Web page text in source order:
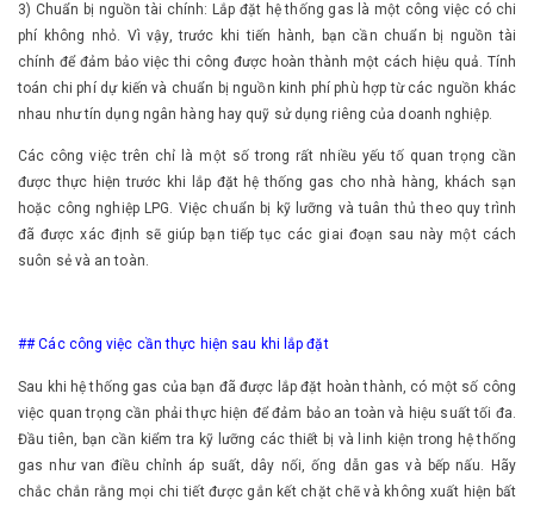
3) Chuẩn bị nguồn tài chính: Lắp đặt hệ thống gas là một công việc có chi
phí không nhỏ. Vì vậy, trước khi tiến hành, bạn cần chuẩn bị nguồn tài
chính để đảm bảo việc thi công được hoàn thành một cách hiệu quả. Tính
toán chi phí dự kiến ​​và chuẩn bị nguồn kinh phí phù hợp từ các nguồn khác
nhau như tín dụng ngân hàng hay quỹ sử dụng riêng của doanh nghiệp.
Các công việc trên chỉ là một số trong rất nhiều yếu tố quan trọng cần
được thực hiện trước khi lắp đặt hệ thống gas cho nhà hàng, khách sạn
hoặc công nghiệp LPG. Việc chuẩn bị kỹ lưỡng và tuân thủ theo quy trình
đã được xác định sẽ giúp bạn tiếp tục các giai đoạn sau này một cách
suôn sẻ và an toàn.
## Các công việc cần thực hiện sau khi lắp đặt
Sau khi hệ thống gas của bạn đã được lắp đặt hoàn thành, có một số công
việc quan trọng cần phải thực hiện để đảm bảo an toàn và hiệu suất tối đa.
Đầu tiên, bạn cần kiểm tra kỹ lưỡng các thiết bị và linh kiện trong hệ thống
gas như van điều chỉnh áp suất, dây nối, ống dẫn gas và bếp nấu. Hãy
chắc chắn rằng mọi chi tiết được gắn kết chặt chẽ và không xuất hiện bất